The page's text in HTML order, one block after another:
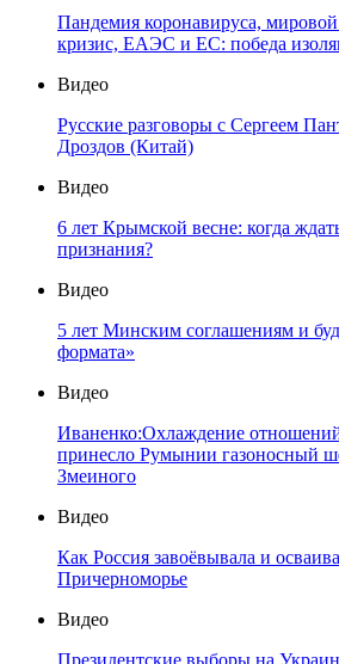
Пандемия коронавируса,
кризис, ЕАЭС и ЕС: победа
Видео
Русские разговоры с Сергеем
Дроздов (Китай)
Видео
6 лет Крымской весне: когда
признания?
Видео
5 лет Минским соглашениям и
формата»
Видео
Иваненко:Охлаждение
принесло Румынии газоносный
Змеиного
Видео
Как Россия завоёвывала и
Причерноморье
Видео